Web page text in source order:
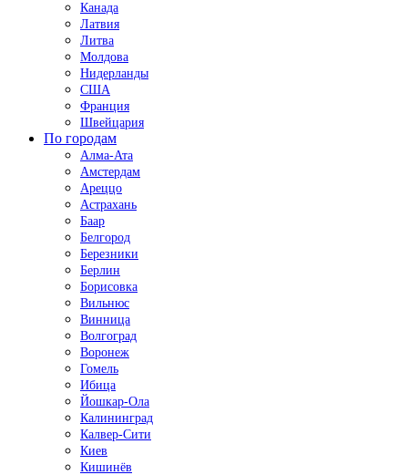
Канада
Латвия
Литва
Молдова
Нидерланды
США
Франция
Швейцария
По городам
Алма-Ата
Амстердам
Ареццо
Астрахань
Баар
Белгород
Березники
Берлин
Борисовка
Вильнюс
Винница
Волгоград
Воронеж
Гомель
Ибица
Йошкар-Ола
Калининград
Калвер-Сити
Киев
Кишинёв